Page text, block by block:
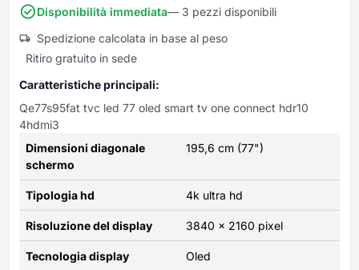
Frullatori
Macchine caffe e capsule
Pulizia Casa
Robot Da Cucina
Sbattitori
Spremiagrumi e Centrifughe
Stiro
Tritacarne
Tritaverdure elettrici
Utensili da cucina
Yogurtiere
Lampade da parete
Lampade da tavolo
Lampade da terra
Mobili Ingresso
Mobili Multiuso
SOGGIORNO
Divani e Poltrone
Sedie e Sgabelli
Soggiorni e Pareti
Tavoli e Tavolini
UFFICIO
Cucitrici e accessori
Mobili per ufficio
Moduli per ufficio
Poltrone Barber Shop
Scrivanie
TAVOLI USATI TAVOLINI USATI
Disponibilità immediata— 3 pezzi disponibili
Spedizione calcolata in base al peso
Ritiro gratuito in sede
Caratteristiche principali:
Qe77s95fat tvc led 77 oled smart tv one connect hdr10
4hdmi3
Dimensioni diagonale
schermo
195,6 cm (77")
Tipologia hd 4k ultra hd
Risoluzione del display 3840 x 2160 pixel
Tecnologia display Oled